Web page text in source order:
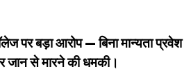
पर बड़ा आरोप — बिना मान्यता प्रवेश
जान से मारने की धमकी।